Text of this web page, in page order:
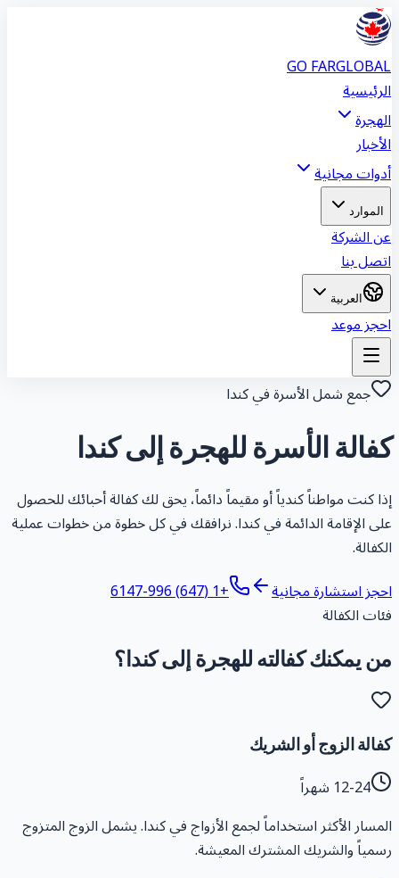
GO FARGLOBAL
الرئيسية
الهجرة
الأخبار
أدوات مجانية
الموارد
عن الشركة
اتصل بنا
العربية
احجز موعد
جمع شمل الأسرة في كندا
الأسرة للهجرة إلى كندا
كنت مواطناً كندياً أو مقيماً دائماً، يحق لك كفالة أحبائك للحصول
الإقامة الدائمة في كندا. نرافقك في كل خطوة من خطوات عملية
استشارة مجانية
+1 (647) 996-6147
الكفالة
يمكنك كفالته للهجرة إلى كندا؟
الزوج أو الشريك
12-24 شهراً
الأكثر استخداماً لجمع الأزواج في كندا. يشمل الزوج المتزوج
والشريك المشترك المعيشة.